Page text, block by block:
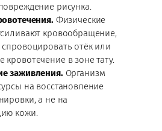
рисунка.
Физические
кровообращение,
отёк или
кровотечение в зоне тату.
заживления.Организм
на восстановление
а не на
кожи.